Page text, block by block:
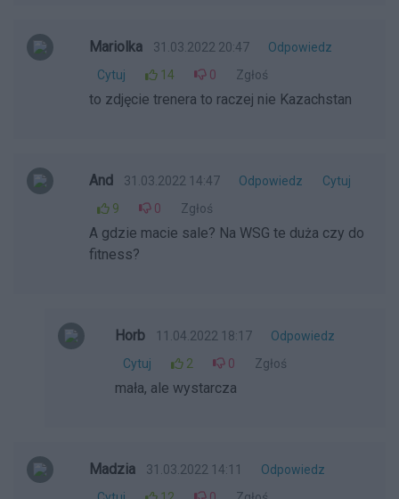
Mariolka 31.03.2022 20:47
Odpowiedz
Cytuj
14 0 Zgłoś
to zdjęcie trenera to raczej nie Kazachstan
And 31.03.2022 14:47 Odpowiedz
Cytuj
9
0 Zgłoś
A gdzie macie sale? Na WSG te duża czy do
fitness?
Horb 11.04.2022 18:17
Odpowiedz
Cytuj
2 0 Zgłoś
mała, ale wystarcza
Madzia 31.03.2022 14:11
Odpowiedz